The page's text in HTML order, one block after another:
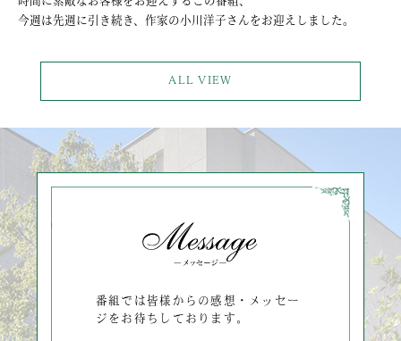
今週は先週に引き続き、作家の小川洋子さんをお迎えしました。
ALL VIEW
番組では皆様からの感想・メッセー
ジをお待ちしております。